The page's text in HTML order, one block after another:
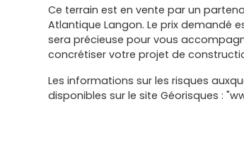
Ce terrain est en vente par un
Atlantique Langon. Le prix demandé
sera précieuse pour vous
concrétiser votre projet de
Les informations sur les risques
disponibles sur le site Géorisques :